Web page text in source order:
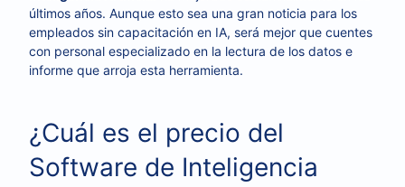
últimos años. Aunque esto sea una gran noticia para los
empleados sin capacitación en IA, será mejor que cuentes
con personal especializado en la lectura de los datos e
informe que arroja esta herramienta.
¿Cuál es el precio del
Software de Inteligencia